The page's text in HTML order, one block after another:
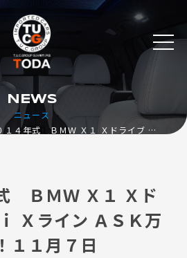
ニュース
NEWS
２０１４年式 ＢＭＷ Ｘ１ Ｘドライブ ２０ｉ Ｘライン ＡＳＫ万円入庫情報！１１月７日
ＢＭＷ Ｘ１ Ｘド
Ｘライン ＡＳＫ万
１１月７日